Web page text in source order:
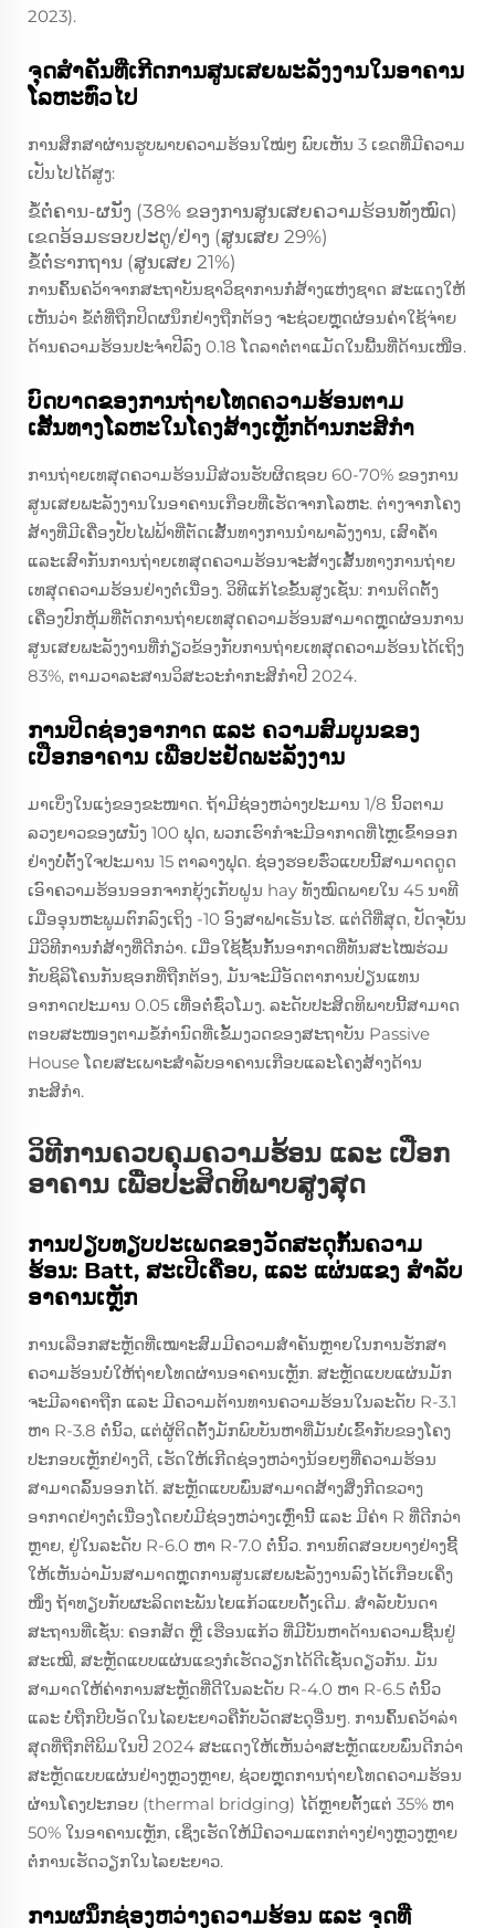
2023).
ຈຸດສຳຄັນທີ່ເກີດການສູນເສຍພະລັງງານໃນອາຄານ
ໂລຫະທົ່ວໄປ
ການສຶກສາຜ່ານຮູບພາບຄວາມຮ້ອນໃໝ່ໆ ພົບເຫັນ 3 ເຂດທີ່ມີຄວາມ
ເປັນໄປໄດ້ສູງ:
ຂໍ້ຕໍ່ຄານ-ຜນັງ (38% ຂອງການສູນເສຍຄວາມຮ້ອນທັງໝົດ)
ເຂດອ້ອມຮອບປະຕູ/ຢ່າງ (ສູນເສຍ 29%)
ຂໍ້ຕໍ່ຮາກຖານ (ສູນເສຍ 21%)
ການຄົ້ນຄວ້າຈາກສະຖາບັນຊາວິຊາການກໍ່ສ້າງແຫ່ງຊາດ ສະແດງໃຫ້
ເຫັນວ່າ ຂໍ້ຕໍ່ທີ່ຖືກປິດຜນຶກຢ່າງຖືກຕ້ອງ ຈະຊ່ວຍຫຼຸດຜ່ອນຄ່າໃຊ້ຈ່າຍ
ດ້ານຄວາມຮ້ອນປະຈຳປີລົງ 0.18 ໂດລາຕໍ່ຕາແມັດໃນພື້ນທີ່ດ້ານເໜືອ.
ບົດບາດຂອງການຖ່າຍໂທດຄວາມຮ້ອນຕາມ
ເສັ້ນທາງໂລຫະໃນໂຄງສ້າງເຫຼັກດ້ານກະສິກໍາ
ການຖ່າຍເທສຸດຄວາມຮ້ອນມີສ່ວນຮັບຜິດຊອບ 60-70% ຂອງການ
ສູນເສຍພະລັງງານໃນອາຄານເກືອບທີ່ເຮັດຈາກໂລຫະ. ຕ່າງຈາກໂຄງ
ສ້າງທີ່ມີເຄື່ອງປັບໄຟຟ້າທີ່ຕັດເສັ້ນທາງການນຳພາລັງງານ, ເສົາຄ້ຳ
ແລະເສົາກັນການຖ່າຍເທສຸດຄວາມຮ້ອນຈະສ້າງເສັ້ນທາງການຖ່າຍ
ເທສຸດຄວາມຮ້ອນຢ່າງຕໍ່ເນື່ອງ. ວິທີແກ້ໄຂຂັ້ນສູງເຊັ່ນ: ການຕິດຕັ້ງ
ເຄື່ອງປົກຫຸ້ມທີ່ຕັດການຖ່າຍເທສຸດຄວາມຮ້ອນສາມາດຫຼຸດຜ່ອນການ
ສູນເສຍພະລັງງານທີ່ກ່ຽວຂ້ອງກັບການຖ່າຍເທສຸດຄວາມຮ້ອນໄດ້ເຖິງ
83%, ຕາມວາລະສານວິສະວະກຳກະສິກຳປີ 2024.
ການປິດຊ່ອງອາກາດ ແລະ ຄວາມສົມບູນຂອງ
ເປືອກອາຄານ ເພື່ອປະຢັດພະລັງງານ
ມາເບິ່ງໃນແງ່ຂອງຂະໜາດ. ຖ້າມີຊ່ອງຫວ່າງປະມານ 1/8 ນິ້ວຕາມ
ລວງຍາວຂອງຜນັງ 100 ຟຸດ, ພວກເຮົາກໍຈະມີອາກາດທີ່ໄຫຼເຂົ້າອອກ
ຢ່າງບໍ່ຕັ້ງໃຈປະມານ 15 ຕາລາງຟຸດ. ຊ່ອງຮອຍຮົ່ວແບບນີ້ສາມາດດູດ
ເອົາຄວາມຮ້ອນອອກຈາກຍຸ້ງເກັບຝູນ hay ທັງໝົດພາຍໃນ 45 ນາທີ
ເມື່ອອຸນຫະພູມຕົກລົງເຖິງ -10 ອົງສາຟາເຣັນໄຮ. ແຕ່ດີທີ່ສຸດ, ປັດຈຸບັນ
ມີວິທີການກໍ່ສ້າງທີ່ດີກວ່າ. ເມື່ອໃຊ້ຊັ້ນກັ້ນອາກາດທີ່ທັນສະໄໝຮ່ວມ
ກັບຊິລິໂຄນກັນຊອກທີ່ຖືກຕ້ອງ, ມັນຈະມີອັດຕາການປ່ຽນແທນ
ອາກາດປະມານ 0.05 ເທື່ອຕໍ່ຊົ່ວໂມງ. ລະດັບປະສິດທິພາບນີ້ສາມາດ
ຕອບສະໜອງຕາມຂໍ້ກຳນົດທີ່ເຂັ້ມງວດຂອງສະຖາບັນ Passive
House ໂດຍສະເພາະສຳລັບອາຄານເກືອບແລະໂຄງສ້າງດ້ານ
ກະສິກຳ.
ວິທີການຄວບຄຸມຄວາມຮ້ອນ ແລະ ເປືອກ
ອາຄານ ເພື່ອປະສິດທິພາບສູງສຸດ
ການປຽບທຽບປະເພດຂອງວັດສະດຸກັ້ນຄວາມ
ຮ້ອນ: Batt, ສະເປີເຄືອບ, ແລະ ແຜ່ນແຂງ ສຳລັບ
ອາຄານເຫຼັກ
ການເລືອກສະຫຼັດທີ່ເໝາະສົມມີຄວາມສຳຄັນຫຼາຍໃນການຮັກສາ
ຄວາມຮ້ອນບໍ່ໃຫ້ຖ່າຍໂທດຜ່ານອາຄານເຫຼັກ. ສະຫຼັດແບບແຜ່ນມັກ
ຈະມີລາຄາຖືກ ແລະ ມີຄວາມຕ້ານທານຄວາມຮ້ອນໃນລະດັບ R-3.1
ຫາ R-3.8 ຕໍ່ນິ້ວ, ແຕ່ຜູ້ຕິດຕັ້ງມັກພົບບັນຫາທີ່ມັນບໍ່ເຂົ້າກັບຂອງໂຄງ
ປະກອບເຫຼັກຢ່າງດີ, ເຮັດໃຫ້ເກີດຊ່ອງຫວ່າງນ້ອຍໆທີ່ຄວາມຮ້ອນ
ສາມາດລົ້ນອອກໄດ້. ສະຫຼັດແບບພົ່ນສາມາດສ້າງສິ່ງກີດຂວາງ
ອາກາດຢ່າງຕໍ່ເນື່ອງໂດຍບໍ່ມີຊ່ອງຫວ່າງເຫຼົ່ານີ້ ແລະ ມີຄ່າ R ທີ່ດີກວ່າ
ຫຼາຍ, ຢູ່ໃນລະດັບ R-6.0 ຫາ R-7.0 ຕໍ່ນິ້ວ. ການທົດສອບບາງຢ່າງຊີ້
ໃຫ້ເຫັນວ່າມັນສາມາດຫຼຸດການສູນເສຍພະລັງງານລົງໄດ້ເກືອບເຄິ່ງ
ໜຶ່ງ ຖ້າທຽບກັບຜະລິດຕະພັນໄຍແກ້ວແບບດັ້ງເດີມ. ສຳລັບບັນດາ
ສະຖານທີ່ເຊັ່ນ: ຄອກສັດ ຫຼື ເຮືອນແກ້ວ ທີ່ມີບັນຫາດ້ານຄວາມຊື້ນຢູ່
ສະເໝີ, ສະຫຼັດແບບແຜ່ນແຂງກໍເຮັດວຽກໄດ້ດີເຊັ່ນດຽວກັນ. ມັນ
ສາມາດໃຫ້ຄ່າການສະຫຼັດທີ່ດີໃນລະດັບ R-4.0 ຫາ R-6.5 ຕໍ່ນິ້ວ
ແລະ ບໍ່ຖືກບີບອັດໃນໄລຍະຍາວຄືກັບວັດສະດຸອື່ນໆ. ການຄົ້ນຄວ້າລ່າ
ສຸດທີ່ຖືກຕີພິມໃນປີ 2024 ສະແດງໃຫ້ເຫັນວ່າສະຫຼັດແບບພົ່ນດີກວ່າ
ສະຫຼັດແບບແຜ່ນຢ່າງຫຼວງຫຼາຍ, ຊ່ວຍຫຼຸດການຖ່າຍໂທດຄວາມຮ້ອນ
ຜ່ານໂຄງປະກອບ (thermal bridging) ໄດ້ຫຼາຍຕັ້ງແຕ່ 35% ຫາ
50% ໃນອາຄານເຫຼັກ, ເຊິ່ງເຮັດໃຫ້ມີຄວາມແຕກຕ່າງຢ່າງຫຼວງຫຼາຍ
ຕໍ່ການເຮັດວຽກໃນໄລຍະຍາວ.
ການຜນຶກຊ່ອງຫວ່າງຄວາມຮ້ອນ ແລະ ຈຸດທີ່